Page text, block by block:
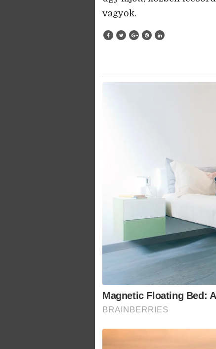
vagyok.
Magnetic Floating Bed:
BRAINBERRIES